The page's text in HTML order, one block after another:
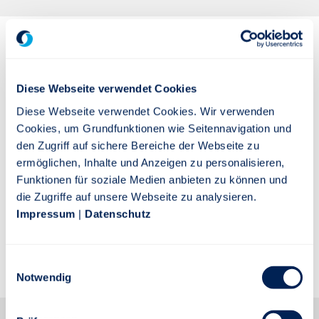
Diese Webseite verwendet Cookies
Diese Webseite verwendet Cookies. Wir verwenden
Cookies, um Grundfunktionen wie Seitennavigation und
den Zugriff auf sichere Bereiche der Webseite zu
ermöglichen, Inhalte und Anzeigen zu personalisieren,
Funktionen für soziale Medien anbieten zu können und
die Zugriffe auf unsere Webseite zu analysieren.
Impressum | Datenschutz
Notwendig
Muttergesellschaft der Stuttgarter
Versicherungsgruppe in Form eines
Versicherungsvereins auf Gegenseitigkeit (VVaG) allein
den Interessen ihrer Versicherten verpflichtet. Der
Schwerpunkt des Unternehmens liegt auf modernen
Vorsorgelösungen in der Lebens- und
Rentenversicherung sowie in der Unfallversicherung.